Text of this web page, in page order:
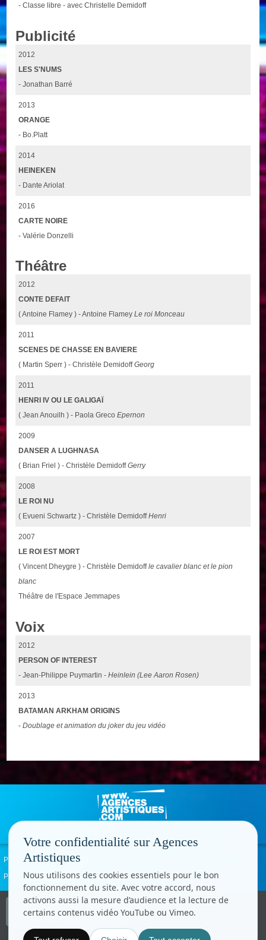
- Classe libre - avec Christelle Demidoff
Publicité
2012
LES S'NUMS
- Jonathan Barré
2013
ORANGE
- Bo.Platt
2014
HEINEKEN
- Dante Ariolat
2016
CARTE NOIRE
- Valérie Donzelli
Théâtre
2012
CONTE DEFAIT
( Antoine Flamey ) - Antoine FlameyLe roi Monceau
2011
SCENES DE CHASSE EN BAVIERE
( Martin Sperr ) - Christèle DemidoffGeorg
2011
HENRI IV OU LE GALIGAÏ
( Jean Anouilh ) - Paola GrecoEpernon
2009
DANSER A LUGHNASA
( Brian Friel ) - Christèle DemidoffGerry
2008
LE ROI NU
( Evueni Schwartz ) - Christèle DemidoffHenri
2007
LE ROI EST MORT
( Vincent Dheygre ) - Christèle Demidoffle cavalier blanc et le pion
blanc
Théâtre de l'Espace Jemmapes
Voix
2012
PERSON OF INTEREST
- Jean-Philippe Puymartin -Heinlein (Lee Aaron Rosen)
2013
BATAMAN ARKHAM ORIGINS
-Doublage et animation du joker du jeu vidéo
Politique de confidentialité
Paramètres cookies
Copyright © CC.Comunication
Tous droits réservés
Votre confidentialité sur Agences
Artistiques
Nous utilisons des cookies essentiels pour le bon
fonctionnement du site. Avec votre accord, nous
activons aussi la mesure d’audience et la lecture de
certains contenus vidéo YouTube ou Vimeo.